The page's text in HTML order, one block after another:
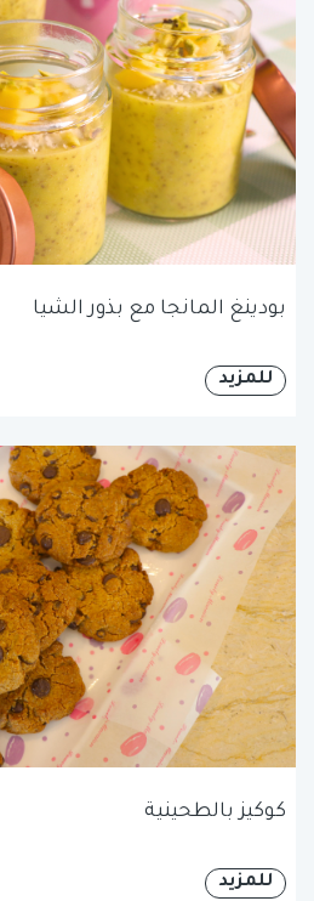
بودينغ المانجا مع بذور الشيا
للمزيد
كوكيز بالطحينية
للمزيد